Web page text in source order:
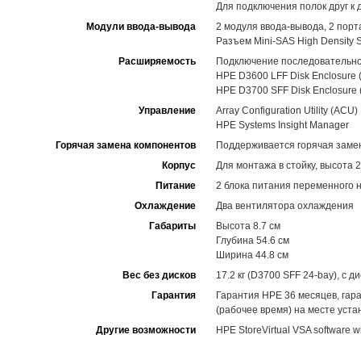
Для подключения полок друг к
Модули ввода-вывода
2 модуля ввода-вывода, 2
Разъем Mini-SAS High Density
Расширяемость
Подключение
HPE D3600 LFF Disk Enclosure
HPE D3700 SFF Disk Enclosure
Управление
Array Configuration Utility (ACU)
HPE Systems Insight Manager
Горячая замена компонентов
Поддерживается горячая
Корпус
Для монтажа в стойку, высота
Питание
2 блока питания переменного
Охлаждение
Два вентилятора охлаждения
Габариты
Высота 8.7 см
Глубина 54.6 см
Ширина 44.8 см
Вес без дисков
17.2 кг (D3700 SFF 24-bay), с
Гарантия
Гарантия HPE 36 месяцев,
(рабочее время) на месте
Другие возможности
HPE StoreVirtual VSA software